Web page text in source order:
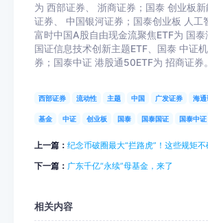
为 西部证券 浙商证券 ；国泰 创业板
证券、 中国银河证券；国泰创业板 人工
富时中国A股自由现金流聚焦ETF为 国泰
国证信息技术创新主题ETF、国泰 中证
券；国泰中证 港股通50ETF为 招商证券。
西部证券 流动性 主题 中国 广发证券 海通
基金 中证 创业板 国泰 国泰国证 国泰中证
上一篇： 纪念币破圈最大“拦路虎”！这些规矩
下一篇： 广东千亿“永续”母基金，来了
相关内容